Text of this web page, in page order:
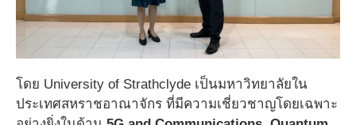
โดย University of Strathclyde เป็นมหาวิทยาลัยใน
ประเทศสหราชอาณาจักร ที่มีความเชี่ยวชาญโดยเฉพาะ